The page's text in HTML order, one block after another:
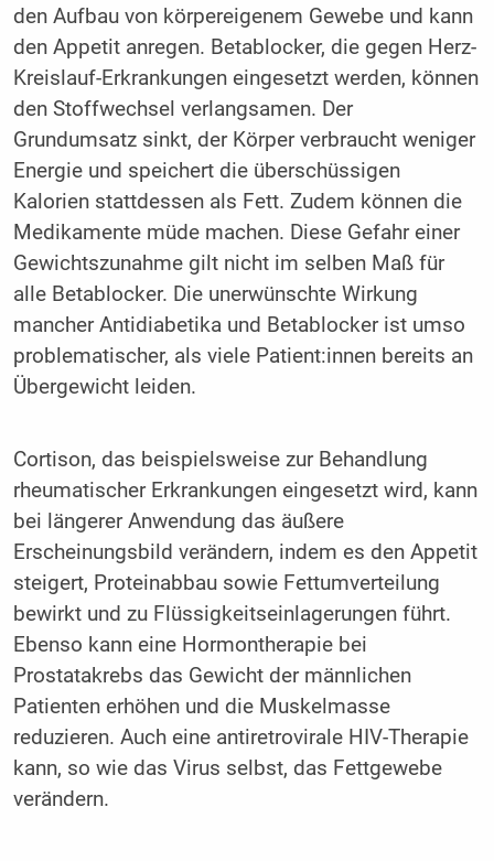
den Aufbau von körpereigenem Gewebe und kann
den Appetit anregen. Betablocker, die gegen Herz-
Kreislauf-Erkrankungen eingesetzt werden, können
den Stoffwechsel verlangsamen. Der
Grundumsatz sinkt, der Körper verbraucht weniger
Energie und speichert die überschüssigen
Kalorien stattdessen als Fett. Zudem können die
Medikamente müde machen. Diese Gefahr einer
Gewichtszunahme gilt nicht im selben Maß für
alle Betablocker. Die unerwünschte Wirkung
mancher Antidiabetika und Betablocker ist umso
problematischer, als viele Patient:innen bereits an
Übergewicht leiden.
Cortison, das beispielsweise zur Behandlung
rheumatischer Erkrankungen eingesetzt wird, kann
bei längerer Anwendung das äußere
Erscheinungsbild verändern, indem es den Appetit
steigert, Proteinabbau sowie Fettumverteilung
bewirkt und zu Flüssigkeitseinlagerungen führt.
Ebenso kann eine Hormontherapie bei
Prostatakrebs das Gewicht der männlichen
Patienten erhöhen und die Muskelmasse
reduzieren. Auch eine antiretrovirale HIV-Therapie
kann, so wie das Virus selbst, das Fettgewebe
verändern.